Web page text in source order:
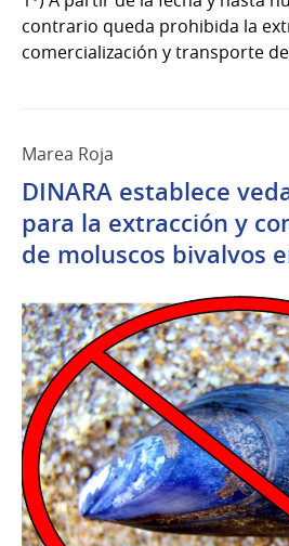
contrario queda prohibida la
comercialización y transporte
Marea Roja
DINARA establece
para la extracción y
de moluscos bivalvos